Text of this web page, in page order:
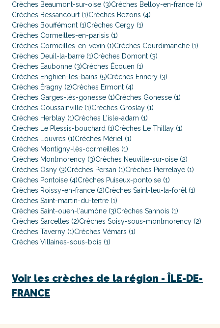
Crèches Beaumont-sur-oise (3)Crèches Belloy-en-france (1)
Crèches Bessancourt (1)Crèches Bezons (4)
Crèches Bouffémont (1)Crèches Cergy (1)
Crèches Cormeilles-en-parisis (1)
Crèches Cormeilles-en-vexin (1)Crèches Courdimanche (1)
Crèches Deuil-la-barre (1)Crèches Domont (3)
Crèches Eaubonne (3)Crèches Écouen (1)
Crèches Enghien-les-bains (5)Crèches Ennery (3)
Crèches Éragny (2)Crèches Ermont (4)
Crèches Garges-lès-gonesse (1)Crèches Gonesse (1)
Crèches Goussainville (1)Crèches Groslay (1)
Crèches Herblay (1)Crèches L'isle-adam (1)
Crèches Le Plessis-bouchard (1)Crèches Le Thillay (1)
Crèches Louvres (1)Crèches Mériel (1)
Crèches Montigny-lès-cormeilles (1)
Crèches Montmorency (3)Crèches Neuville-sur-oise (2)
Crèches Osny (3)Crèches Persan (1)Crèches Pierrelaye (1)
Crèches Pontoise (4)Crèches Puiseux-pontoise (1)
Crèches Roissy-en-france (2)Crèches Saint-leu-la-forêt (1)
Crèches Saint-martin-du-tertre (1)
Crèches Saint-ouen-l'aumône (3)Crèches Sannois (1)
Crèches Sarcelles (2)Crèches Soisy-sous-montmorency (2)
Crèches Taverny (1)Crèches Vémars (1)
Crèches Villaines-sous-bois (1)
Voir les crèches de la région - ÎLE-DE-
FRANCE